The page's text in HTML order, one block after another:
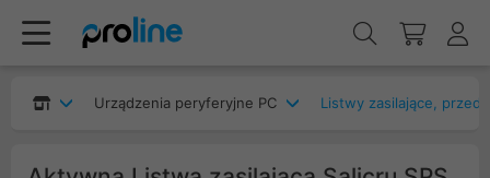
Urządzenia peryferyjne PC Listwy zasilające,